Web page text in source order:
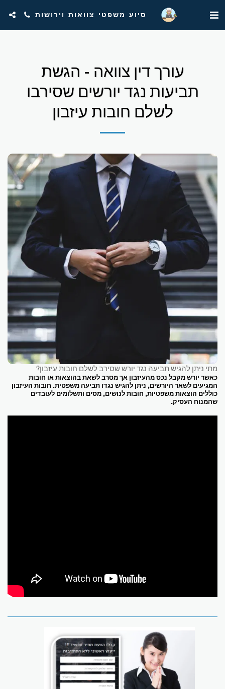
סיוע משפטי צוואות וירושות
עורך דין צוואה - הגשת
תביעות נגד יורשים שסירבו
לשלם חובות עיזבון
מתי ניתן להגיש תביעה נגד יורש שסירב לשלם חובות עיזבון?
כאשר יורש מקבל נכס מהעיזבון אך מסרב לשאת בהוצאות או חובות
המגיעים לשאר היורשים, ניתן להגיש נגדו תביעה משפטית. חובות העיזבון
כוללים הוצאות משפטיות, חובות לנושים, מסים ותשלומים לעובדים
שהמנוח העסיק.